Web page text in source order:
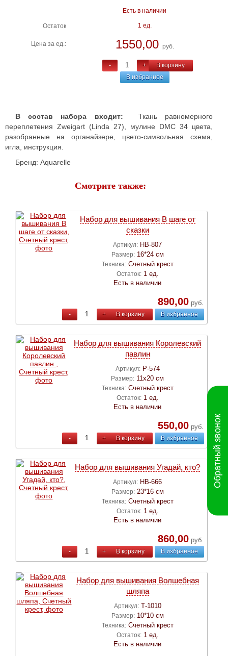
Есть в наличии
Остаток 1 ед.
Цена за ед.: 1550,00 руб.
- +
В корзину
В избранное
В состав набора входит: Ткань равномерного
переплетения Zweigart (Linda 27), мулине DMC 34 цвета,
разобранные на органайзере, цвето-символьная схема,
игла, инструкция.
Бренд: Aquarelle
Смотрите также:
Набор для вышивания В шаге от
сказки
Артикул: НВ-807
Размер: 16*24 см
Техника: Счетный крест
Остаток: 1 ед.
Есть в наличии
890,00руб.
- + В корзину В избранное
Набор для вышивания Королевский
павлин
Артикул: Р-574
Размер: 11х20 см
Техника: Счетный крест
Остаток: 1 ед.
Есть в наличии
550,00руб.
- + В корзину В избранное
Набор для вышивания Угадай, кто?
Артикул: НВ-666
Размер: 23*16 см
Техника: Счетный крест
Остаток: 1 ед.
Есть в наличии
860,00руб.
- + В корзину В избранное
Набор для вышивания Волшебная
шляпа
Артикул: Т-1010
Размер: 10*10 см
Техника: Счетный крест
Остаток: 1 ед.
Есть в наличии
Обратный звонок